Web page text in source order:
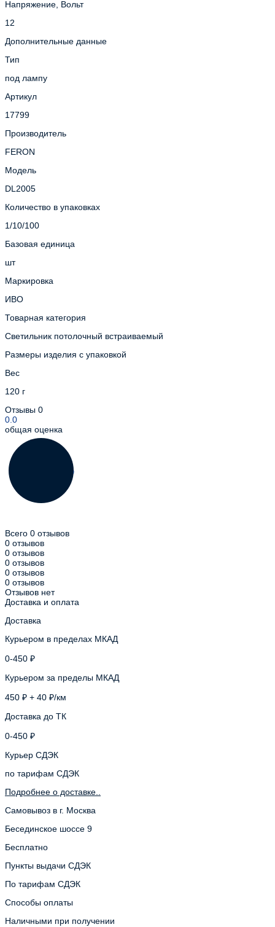
Напряжение, Вольт
12
Дополнительные данные
Тип
под лампу
Артикул
17799
Производитель
FERON
Модель
DL2005
Количество в упаковках
1/10/100
Базовая единица
шт
Маркировка
ИВО
Товарная категория
Светильник потолочный встраиваемый
Размеры изделия с упаковкой
Вес
120 г
Отзывы 0
0.0
общая оценка
Всего 0 отзывов
0 отзывов
0 отзывов
0 отзывов
0 отзывов
0 отзывов
Отзывов нет
Доставка и оплата
Доставка
Курьером в пределах МКАД
0-450 ₽
Курьером за пределы МКАД
450 ₽ + 40 ₽/км
Доставка до ТК
0-450 ₽
Курьер СДЭК
по тарифам СДЭК
Подробнее о доставке..
Самовывоз в г. Москва
Бесединское шоссе 9
Бесплатно
Пункты выдачи СДЭК
По тарифам СДЭК
Способы оплаты
Наличными при получении